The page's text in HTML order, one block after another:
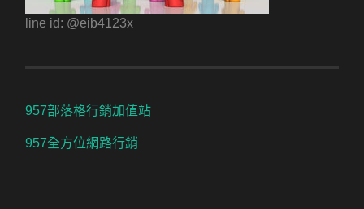
line id: @eib4123x
957部落格行銷加值站
957全方位網路行銷